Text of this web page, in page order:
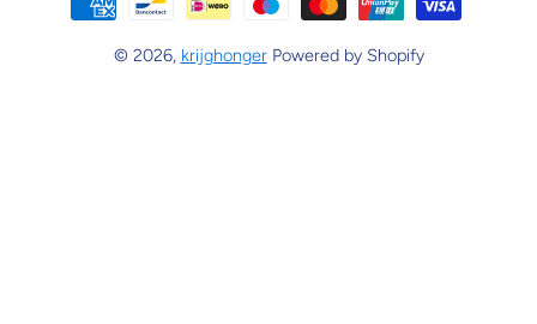
© 2026, krijghonger Powered by Shopify